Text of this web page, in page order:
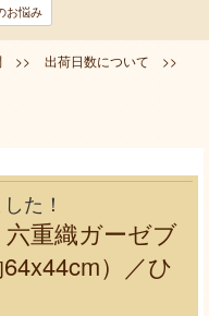
お悩み
>> 出荷日数について >>
た！
重織ガーゼブ
）／ひ